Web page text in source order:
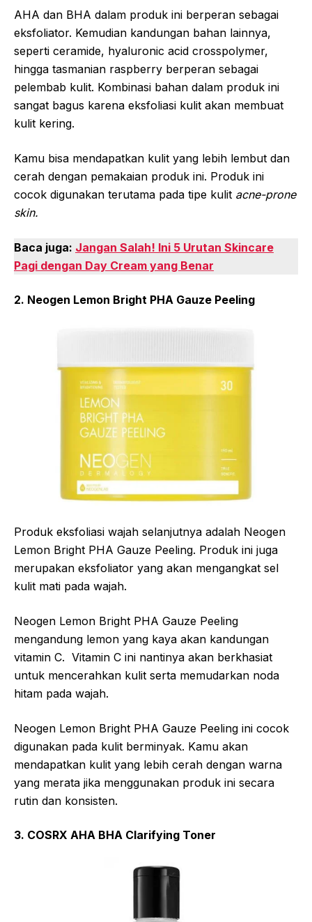
AHA dan BHA dalam produk ini berperan sebagai
eksfoliator. Kemudian kandungan bahan lainnya,
seperti ceramide, hyaluronic acid crosspolymer,
hingga tasmanian raspberry berperan sebagai
pelembab kulit. Kombinasi bahan dalam produk ini
sangat bagus karena eksfoliasi kulit akan membuat
kulit kering.
Kamu bisa mendapatkan kulit yang lebih lembut dan
cerah dengan pemakaian produk ini. Produk ini
cocok digunakan terutama pada tipe kulit acne-prone
skin.
Baca juga: Jangan Salah! Ini 5 Urutan Skincare
Pagi dengan Day Cream yang Benar
2. Neogen Lemon Bright PHA Gauze Peeling
Produk eksfoliasi wajah selanjutnya adalah Neogen
Lemon Bright PHA Gauze Peeling. Produk ini juga
merupakan eksfoliator yang akan mengangkat sel
kulit mati pada wajah.
Neogen Lemon Bright PHA Gauze Peeling
mengandung lemon yang kaya akan kandungan
vitamin C. Vitamin C ini nantinya akan berkhasiat
untuk mencerahkan kulit serta memudarkan noda
hitam pada wajah.
Neogen Lemon Bright PHA Gauze Peeling ini cocok
digunakan pada kulit berminyak. Kamu akan
mendapatkan kulit yang lebih cerah dengan warna
yang merata jika menggunakan produk ini secara
rutin dan konsisten.
3. COSRX AHA BHA Clarifying Toner